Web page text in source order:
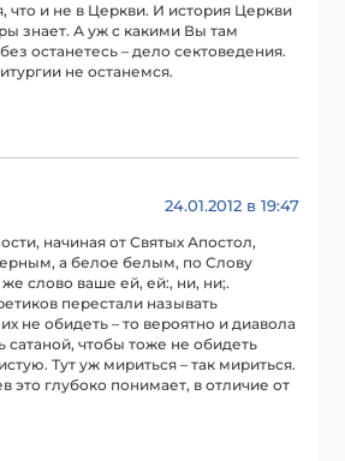
что и не в Церкви. И история Церкви
знает. А уж с какими Вы там
останетесь – дело сектоведения.
не останемся.
24.01.2012 в 19:47
начиная от Святых Апостол,
а белое белым, по Слову
слово ваше ей, ей:, ни, ни;.
перестали называть
не обидеть – то вероятно и диавола
сатаной, чтобы тоже не обидеть
Тут уж мириться – так мириться.
это глубоко понимает, в отличие от